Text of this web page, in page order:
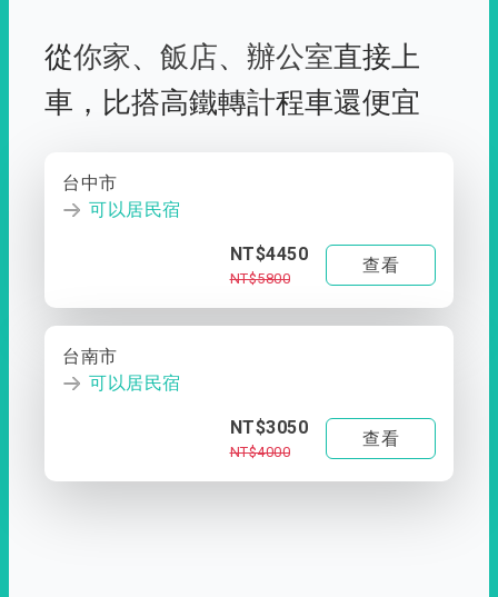
從你家、 飯店、 辦公室直接上
車， 比搭高鐵轉計程車還便宜
台中市
可以居民宿
NT$4450
NT$5800
查看
台南市
可以居民宿
NT$3050
NT$4000
查看